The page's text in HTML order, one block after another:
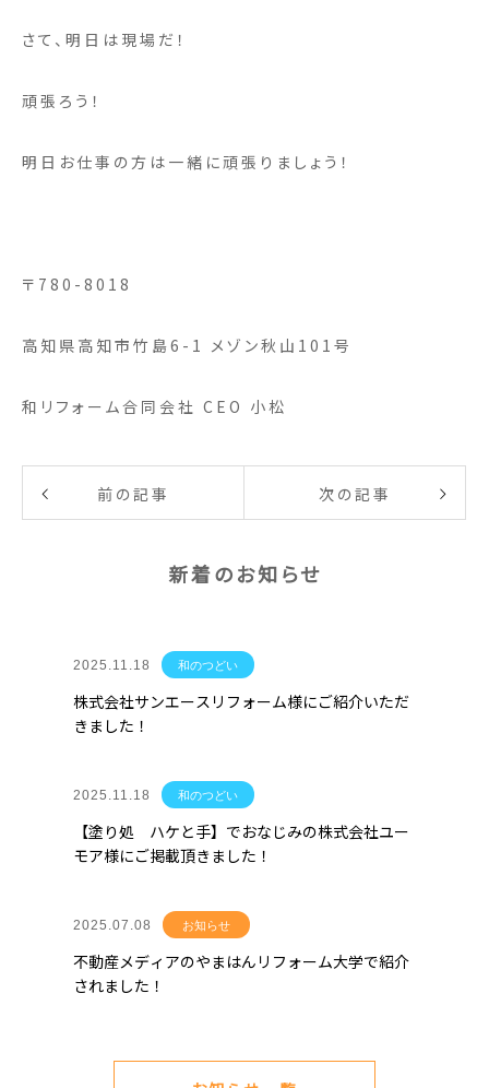
さて、明日は現場だ！
頑張ろう！
明日お仕事の方は一緒に頑張りましょう！
〒780-8018
高知県高知市竹島6-1 メゾン秋山101号
和リフォーム合同会社 CEO 小松
前の記事 次の記事
新着のお知らせ
2025.11.18 和のつどい
株式会社サンエースリフォーム様にご紹介いただ
きました！
2025.11.18 和のつどい
【塗り処 ハケと手】でおなじみの株式会社ユー
モア様にご掲載頂きました！
2025.07.08 お知らせ
不動産メディアのやまはんリフォーム大学で紹介
されました！